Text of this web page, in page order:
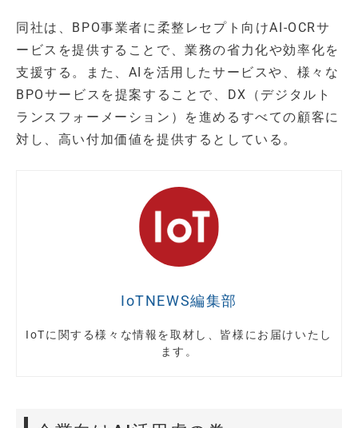
同社は、BPO事業者に柔整レセプト向けAI-OCRサ
ービスを提供することで、業務の省力化や効率化を
支援する。また、AIを活用したサービスや、様々な
BPOサービスを提案することで、DX（デジタルト
ランスフォーメーション）を進めるすべての顧客に
対し、高い付加価値を提供するとしている。
IoTNEWS編集部
IoTに関する様々な情報を取材し、皆様にお届けいたし
ます。